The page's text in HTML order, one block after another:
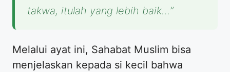
takwa, itulah yang lebih baik…”
​Melalui ayat ini, Sahabat Muslim bisa
menjelaskan kepada si kecil bahwa